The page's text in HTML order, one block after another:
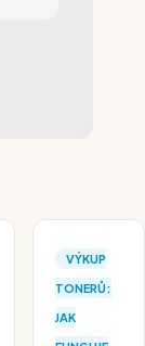
VÝKUP
TONERŮ:
JAK